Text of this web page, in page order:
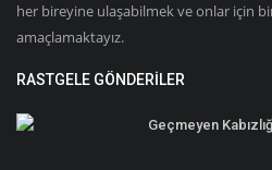
her bireyine ulaşabilmek ve onlar için
amaçlamaktayız.
RASTGELE GÖNDERILER
Geçmeyen